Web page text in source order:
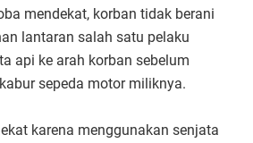
mendekat, korban tidak berani
lantaran salah satu pelaku
api ke arah korban sebelum
sepeda motor miliknya.
karena menggunakan senjata